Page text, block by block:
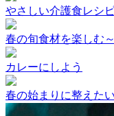
やさしい介護食レシ
春の旬食材を楽しむ
カレーにしよう
春の始まりに整えた